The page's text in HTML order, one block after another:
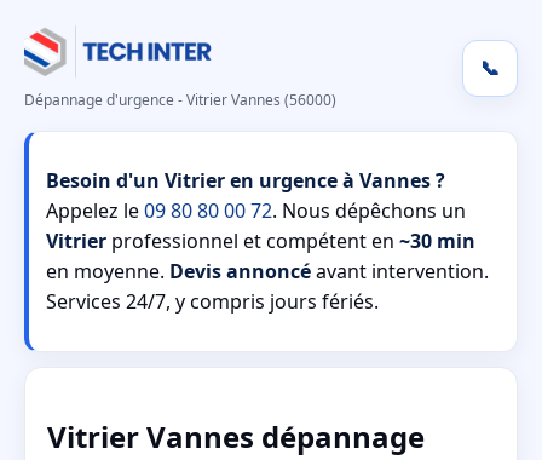
Dépannage d'urgence - Vitrier Vannes (56000)
📞
Besoin d'un Vitrier en urgence à Vannes ?
Appelez le09 80 80 00 72. Nous dépêchons un
Vitrier professionnel et compétent en ~30 min
en moyenne. Devis annoncéavant intervention.
Services 24/7, y compris jours fériés.
Vitrier Vannes dépannage